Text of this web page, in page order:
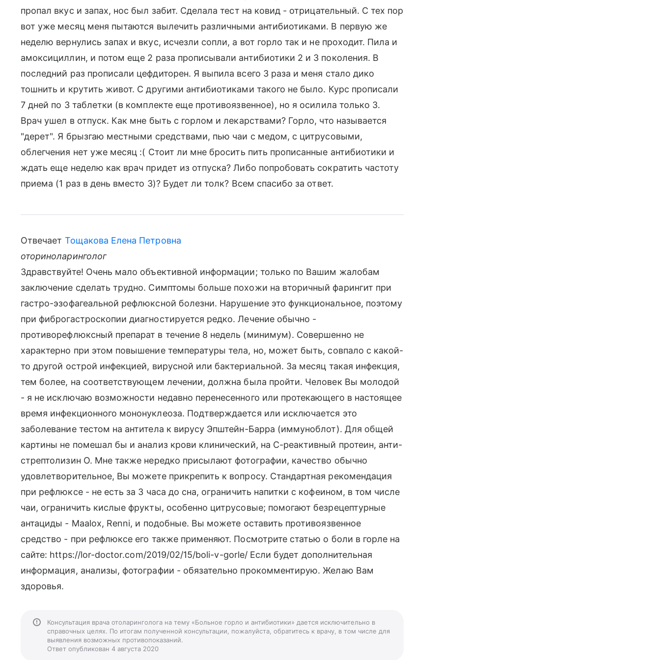
пропал вкус и запах, нос был забит. Сделала тест на ковид - отрицательный. С тех пор
вот уже месяц меня пытаются вылечить различными антибиотиками. В первую же
неделю вернулись запах и вкус, исчезли сопли, а вот горло так и не проходит. Пила и
амоксициллин, и потом еще 2 раза прописывали антибиотики 2 и 3 поколения. В
последний раз прописали цефдиторен. Я выпила всего 3 раза и меня стало дико
тошнить и крутить живот. С другими антибиотиками такого не было. Курс прописали
7 дней по 3 таблетки (в комплекте еще противоязвенное), но я осилила только 3.
Врач ушел в отпуск. Как мне быть с горлом и лекарствами? Горло, что называется
"дерет". Я брызгаю местными средствами, пью чаи с медом, с цитрусовыми,
облегчения нет уже месяц :( Стоит ли мне бросить пить прописанные антибиотики и
ждать еще неделю как врач придет из отпуска? Либо попробовать сократить частоту
приема (1 раз в день вместо 3)? Будет ли толк? Всем спасибо за ответ.
Отвечает Тощакова Елена Петровна
оториноларинголог
Здравствуйте! Очень мало объективной информации; только по Вашим жалобам
заключение сделать трудно. Симптомы больше похожи на вторичный фарингит при
гастро-эзофагеальной рефлюксной болезни. Нарушение это функциональное, поэтому
при фиброгастроскопии диагностируется редко. Лечение обычно -
противорефлюксный препарат в течение 8 недель (минимум). Совершенно не
характерно при этом повышение температуры тела, но, может быть, совпало с какой-
то другой острой инфекцией, вирусной или бактериальной. За месяц такая инфекция,
тем более, на соответствующем лечении, должна была пройти. Человек Вы молодой
- я не исключаю возможности недавно перенесенного или протекающего в настоящее
время инфекционного мононуклеоза. Подтверждается или исключается это
заболевание тестом на антитела к вирусу Эпштейн-Барра (иммуноблот). Для общей
картины не помешал бы и анализ крови клинический, на С-реактивный протеин, анти-
стрептолизин О. Мне также нередко присылают фотографии, качество обычно
удовлетворительное, Вы можете прикрепить к вопросу. Стандартная рекомендация
при рефлюксе - не есть за 3 часа до сна, ограничить напитки с кофеином, в том числе
чаи, ограничить кислые фрукты, особенно цитрусовые; помогают безрецептурные
антациды - Maalox, Renni, и подобные. Вы можете оставить противоязвенное
средство - при рефлюксе его также применяют. Посмотрите статью о боли в горле на
сайте: https://lor-doctor.com/2019/02/15/boli-v-gorle/ Если будет дополнительная
информация, анализы, фотографии - обязательно прокомментирую. Желаю Вам
здоровья.
Консультация врача отоларинголога на тему «Больное горло и антибиотики» дается исключительно в
справочных целях. По итогам полученной консультации, пожалуйста, обратитесь к врачу, в том числе для
выявления возможных противопоказаний.
Ответ опубликован 4 августа 2020